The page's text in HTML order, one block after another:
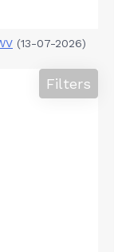
(13-07-2026)
Filters